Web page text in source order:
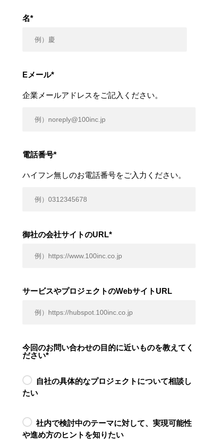
名*
Eメール*
企業メールアドレスをご記入ください。
電話番号*
ハイフン無しのお電話番号をご入力ください。
御社の会社サイトのURL*
サービスやプロジェクトのWebサイトURL
今回のお問い合わせの目的に近いものを教えてく
ださい*
自社の具体的なプロジェクトについて相談し
たい
社内で検討中のテーマに対して、実現可能性
や進め方のヒントを知りたい